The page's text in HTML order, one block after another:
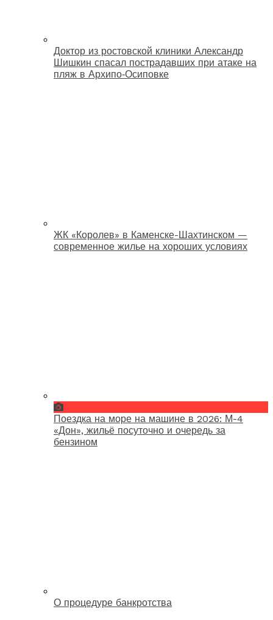
Доктор из ростовской клиники Александр
Шишкин спасал пострадавших при атаке на
пляж в Архипо‑Осиповке
ЖК «Королев» в Каменске-Шахтинском —
современное жилье на хороших условиях
Поездка на море на машине в 2026: М-4
«Дон», жильё посуточно и очередь за
бензином
О процедуре банкротства